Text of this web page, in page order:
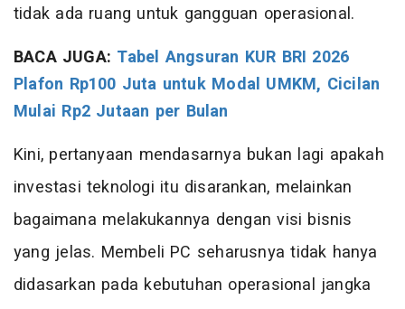
tidak ada ruang untuk gangguan operasional.
BACA JUGA: Tabel Angsuran KUR BRI 2026
Plafon Rp100 Juta untuk Modal UMKM, Cicilan
Mulai Rp2 Jutaan per Bulan
Kini, pertanyaan mendasarnya bukan lagi apakah
investasi teknologi itu disarankan, melainkan
bagaimana melakukannya dengan visi bisnis
yang jelas. Membeli PC seharusnya tidak hanya
didasarkan pada kebutuhan operasional jangka